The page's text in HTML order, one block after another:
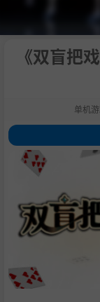
《双盲把
单机
.关于这款游戏
系统需求
4.学习版下载